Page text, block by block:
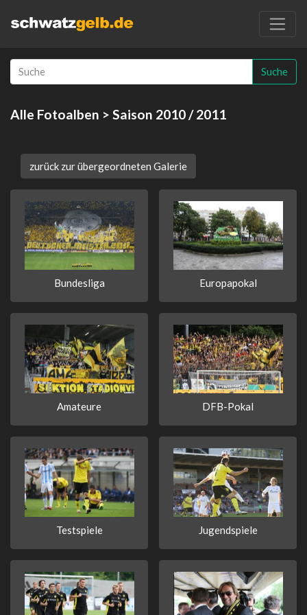
Suche
Alle Fotoalben > Saison 2010 / 2011
zurück zur übergeordneten Galerie
Bundesliga Europapokal
Amateure DFB-Pokal
Testspiele Jugendspiele